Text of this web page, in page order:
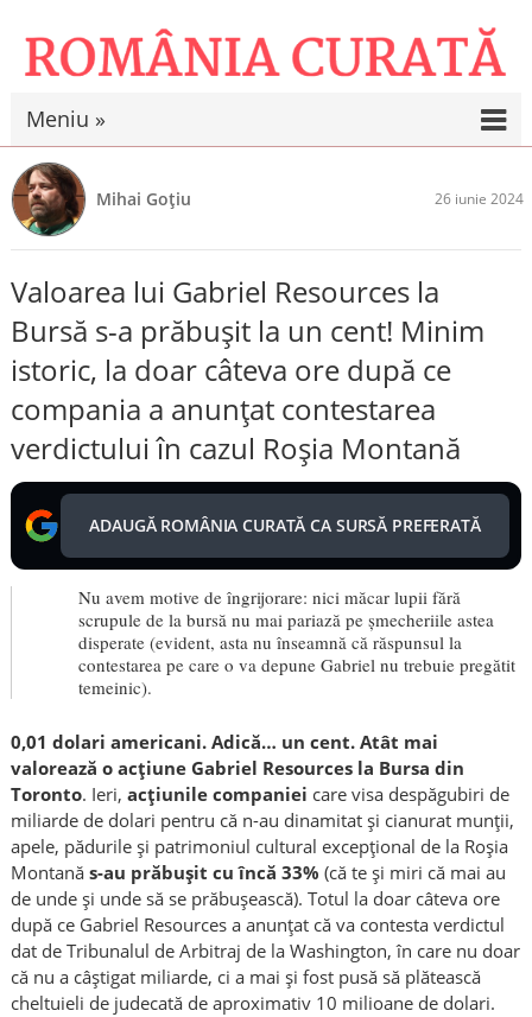
Meniu »
Mihai Goțiu 26 iunie 2024
Valoarea lui Gabriel Resources la
Bursă s-a prăbușit la un cent! Minim
istoric, la doar câteva ore după ce
compania a anunțat contestarea
verdictului în cazul Roșia Montană
ADAUGĂ ROMÂNIA CURATĂ CA SURSĂ PREFERATĂ
Nu avem motive de îngrijorare: nici măcar lupii fără
scrupule de la bursă nu mai pariază pe șmecheriile astea
disperate (evident, asta nu înseamnă că răspunsul la
contestarea pe care o va depune Gabriel nu trebuie pregătit
temeinic).
0,01 dolari americani. Adică… un cent. Atât mai
valorează o acțiune Gabriel Resources la Bursa din
Toronto. Ieri, acțiunile companiei care visa despăgubiri de
miliarde de dolari pentru că n-au dinamitat și cianurat munții,
apele, pădurile și patrimoniul cultural excepțional de la Roșia
Montană s-au prăbușit cu încă 33% (că te și miri că mai au
de unde și unde să se prăbușească). Totul la doar câteva ore
după ce Gabriel Resources a anunțat că va contesta verdictul
dat de Tribunalul de Arbitraj de la Washington, în care nu doar
că nu a câștigat miliarde, ci a mai și fost pusă să plătească
cheltuieli de judecată de aproximativ 10 milioane de dolari.